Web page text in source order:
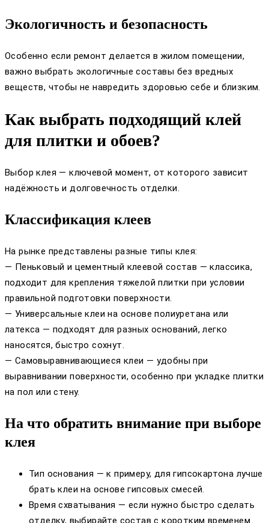
Экологичность и безопасность
Особенно если ремонт делается в жилом помещении,
важно выбрать экологичные составы без вредных
веществ, чтобы не навредить здоровью себе и близким.
Как выбрать подходящий клей
для плитки и обоев?
Выбор клея — ключевой момент, от которого зависит
надёжность и долговечность отделки.
Классификация клеев
На рынке представлены разные типы клея:
— Пеньковый и цементный клеевой состав — классика,
подходит для крепления тяжелой плитки при условии
правильной подготовки поверхности.
— Универсальные клеи на основе полиуретана или
латекса — подходят для разных оснований, легко
наносятся, быстро сохнут.
— Самовыравнивающиеся клеи — удобны при
выравнивании поверхности, особенно при укладке плитки
на пол или стену.
На что обратить внимание при выборе
клея
Тип основания — к примеру, для гипсокартона лучше
брать клеи на основе гипсовых смесей.
Время схватывания — если нужно быстро сделать
отделку, выбирайте состав с коротким временем